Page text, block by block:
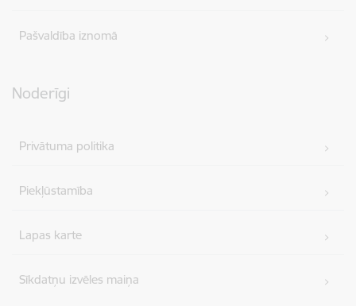
Pašvaldība iznomā
Noderīgi
Privātuma politika
Piekļūstamība
Lapas karte
Sīkdatņu izvēles maiņa